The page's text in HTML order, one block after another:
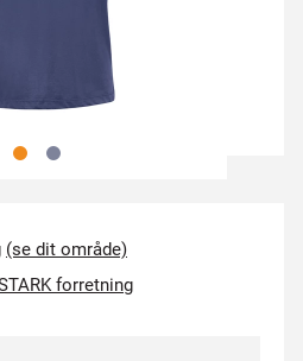
(se dit område)
forretning